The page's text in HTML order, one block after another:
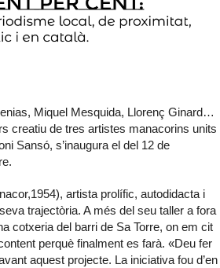
Miquel Mesquida, Llorenç Ginard…
creatiu de tres artistes manacorins units
Sansó, s’inaugura el del 12 de
artista prolífic, autodidacta i
trajectòria. A més del seu taller a fora
cotxeria del barri de Sa Torre, on em cit
perquè finalment es farà. «Deu fer
aquest projecte. La iniciativa fou d’en